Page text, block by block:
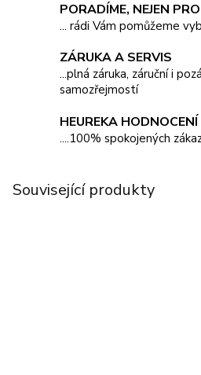
PORADÍME, NEJEN
... rádi Vám pomůžeme
ZÁRUKA A SERVIS
...plná záruka, záruční i
samozřejmostí
HEUREKA
....100% spokojených
Související produkty